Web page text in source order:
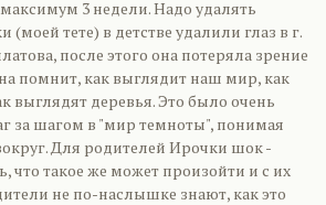
3 недели. Надо удалять
(моей тете) в детстве удалили глаз в г.
после этого она потеряла зрение
помнит, как выглядит наш мир, как
выглядят деревья. Это было очень
за шагом в "мир темноты", понимая
Для родителей Ирочки шок -
что такое же может произойти и с их
не по-наслышке знают, как это